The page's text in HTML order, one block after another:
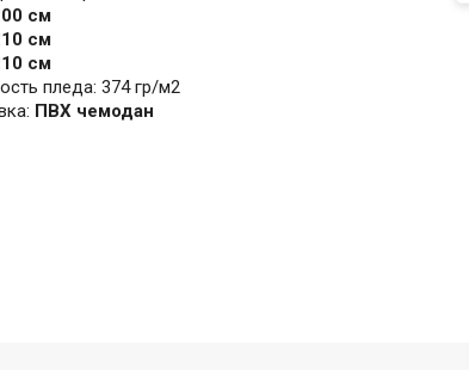
см
см
см
пледа: 374 гр/м2
ПВХ чемодан